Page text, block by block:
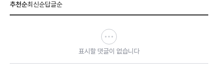
추천순최신순답글순
표시할 댓글이 없습니다